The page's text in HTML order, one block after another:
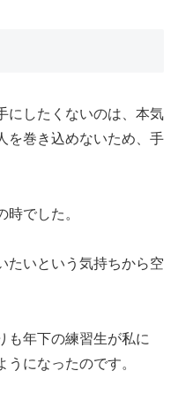
にしたくないのは、本気
を巻き込めないため、手
でした。
たいという気持ちから空
も年下の練習生が私に
になったのです。